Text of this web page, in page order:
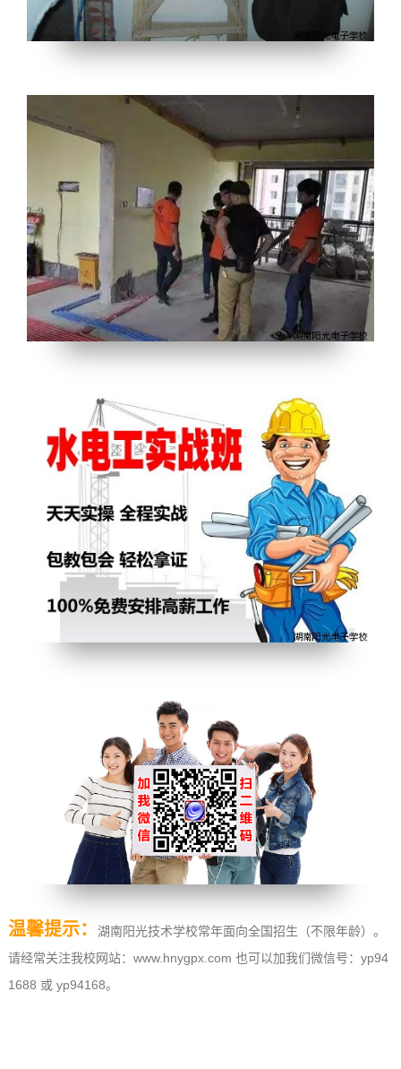
温馨提示：
湖南阳光技术学校常年面向全国招生（不限年龄）。
请经常关注我校网站：www.hnygpx.com 也可以加我们微信号：yp94
1688 或 yp94168。